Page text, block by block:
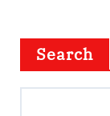
Search